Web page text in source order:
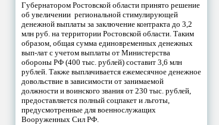
Губернатором Ростовской области принято решение
об увеличении региональной стимулирующей
денежной выплаты за заключение контракта до 3,2
млн руб. на территории Ростовской области. Таким
образом, общая сумма единовременных денежных
вып-лат с учетом выплаты от Министерства
обороны РФ (400 тыс. рублей) составит 3,6 млн
рублей. Также выплачивается ежемесячное денежное
довольствие в зависимости от занимаемой
должности и воинского звания от 230 тыс. рублей,
предоставляется полный соцпакет и льготы,
предусмотренные для военнослужащих
Вооруженных Сил РФ.